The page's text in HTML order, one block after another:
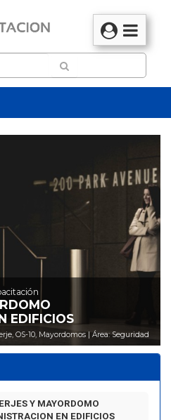
EDIFICIOS
OS-10, Mayordomos | Área: Seguridad
Y MAYORDOMO
EN EDIFICIOS